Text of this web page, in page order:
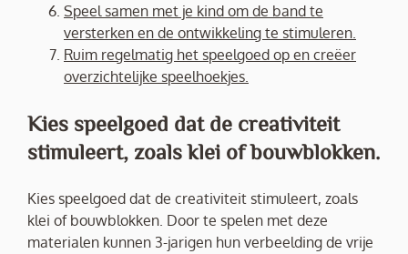
Speel samen met je kind om de band te
versterken en de ontwikkeling te stimuleren.
Ruim regelmatig het speelgoed op en creëer
overzichtelijke speelhoekjes.
Kies speelgoed dat de creativiteit
stimuleert, zoals klei of bouwblokken.
Kies speelgoed dat de creativiteit stimuleert, zoals
klei of bouwblokken. Door te spelen met deze
materialen kunnen 3-jarigen hun verbeelding de vrije